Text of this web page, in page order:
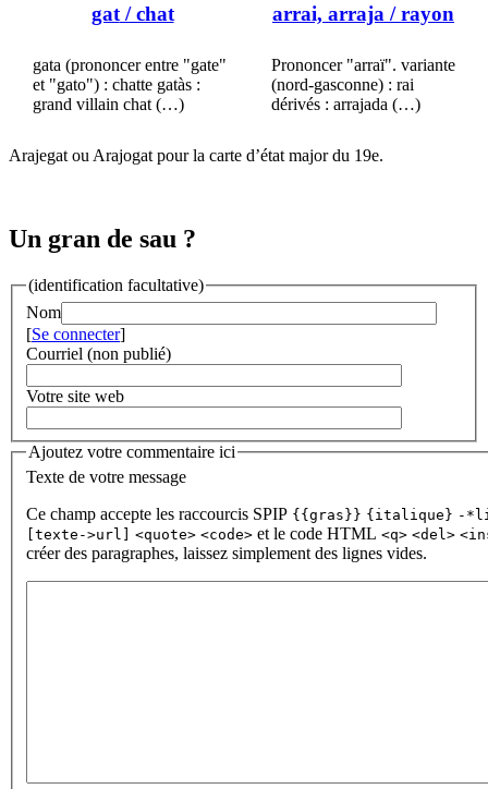
gat/ chat
gata (prononcer entre "gate"
et "gato") : chatte gatàs :
grand villain chat (…)
arrai, arraja / rayon
Prononcer "arraï". variante
(nord-gasconne) : rai
dérivés : arrajada (…)
Arajegat ou Arajogat pour la carte d’état major du 19e.
Un gran de sau ?
(identification facultative)
Nom
[Se connecter]
Courriel (non publié)
Votre site web
Ajoutez votre commentaire ici
Texte de votre message
Ce champ accepte les raccourcis SPIP {{gras}} {italique} -
[texte->url]
<quote> <code> et le code HTML <q> <del>
créer des paragraphes, laissez simplement des lignes vides.